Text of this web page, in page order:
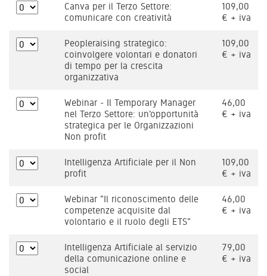
Canva per il Terzo Settore:
comunicare con creatività
109,00
€ + iva
Peopleraising strategico:
coinvolgere volontari e donatori
di tempo per la crescita
organizzativa
109,00
€ + iva
Webinar - Il Temporary Manager
nel Terzo Settore: un'opportunità
strategica per le Organizzazioni
Non profit
46,00
€ + iva
Intelligenza Artificiale per il Non
profit
109,00
€ + iva
Webinar "Il riconoscimento delle
competenze acquisite dal
volontario e il ruolo degli ETS"
46,00
€ + iva
Intelligenza Artificiale al servizio
della comunicazione online e
social
79,00
€ + iva